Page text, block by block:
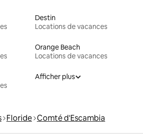
Destin
Locations de vacances
Orange Beach
Locations de vacances
Afficher plus
Floride Comté d'Escambia